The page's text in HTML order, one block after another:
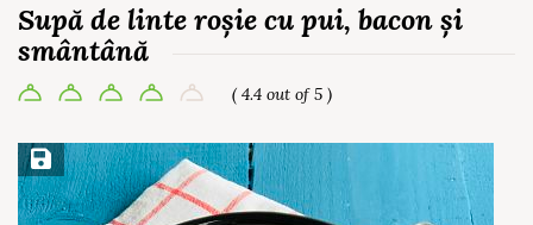
Supă de linte roșie cu pui, bacon și
smântână
( 4.4 out of 5 )
Save Recipe